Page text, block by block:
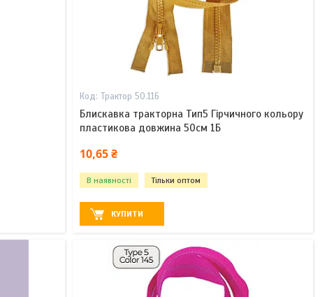
Трактор 50.116
Блискавка тракторна Тип5 Гірчичного кольору
пластикова довжина 50см 1Б
10,65 ₴
В наявності Тільки оптом
КУПИТИ